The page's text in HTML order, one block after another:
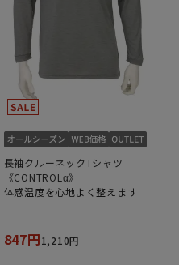
長袖クルーネックTシャツ
《CONTROLα》
体感温度を心地よく整えます
847円1,210円